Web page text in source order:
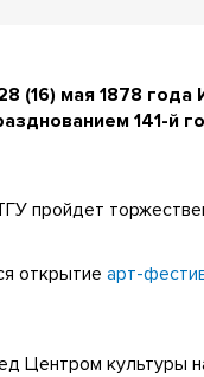
(16) мая 1878
141-й
пройдет
открытиеарт-
Центром культуры